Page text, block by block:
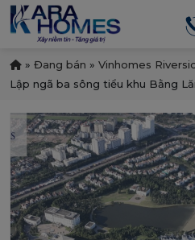
» Đang bán » Vinhomes
Lập ngã ba sông tiểu khu Bằng